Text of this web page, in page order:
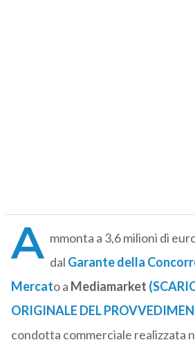
A mmonta a 3,6 milioni di
dal Garante della
Mercato a Mediamarket
ORIGINALE DEL
condotta commerciale realizzata